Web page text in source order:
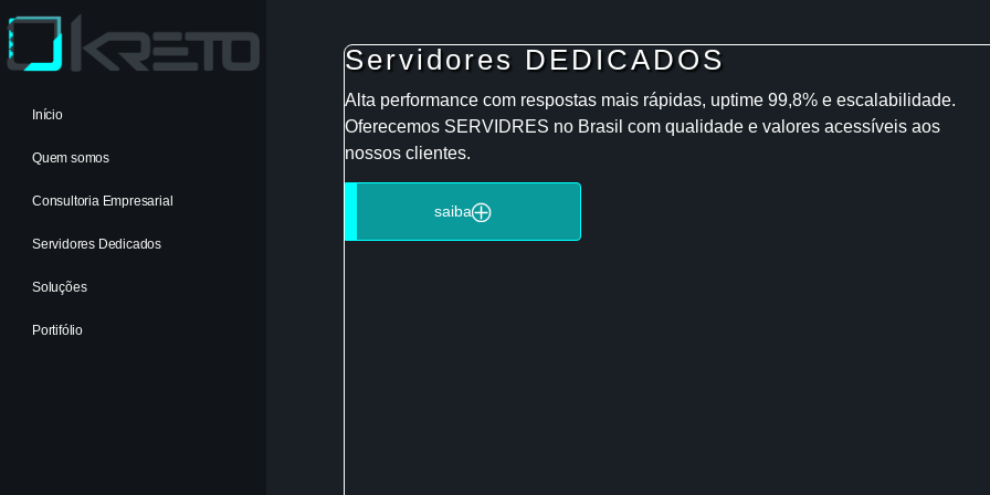
Início
Quem somos
Consultoria Empresarial
Servidores Dedicados
Soluções
Portifólio
Servidores DEDICADOS
Alta performance com respostas mais rápidas, uptime 99,8% e escalabilidade.
Oferecemos SERVIDRES no Brasil com qualidade e valores acessíveis aos
nossos clientes.
saiba